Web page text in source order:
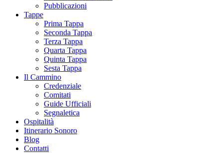
Pubblicazioni
Tappe
Prima Tappa
Seconda Tappa
Terza Tappa
Quarta Tappa
Quinta Tappa
Sesta Tappa
Il Cammino
Credenziale
Comitati
Guide Ufficiali
Segnaletica
Ospitalità
Itinerario Sonoro
Blog
Contatti